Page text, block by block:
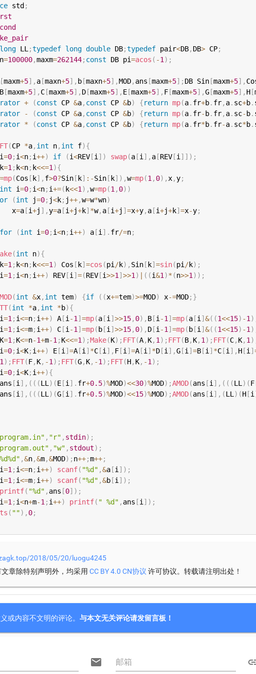
std ;
long LL ;typedef long double DB;typedef pair<DB, DB> CP;
=100000,maxm=262144; const DB pi=acos ( -1 ) ;
[maxm+5] , a [maxn+5] , b [maxn+5] ,MOD, ans [maxm+5] ; DB Sin [maxm+5] ,
B [maxm+5] , C [maxm+5] , D [maxm+5] , E [maxm+5] , F [maxm+5] ,G [maxm+5] , H [
+ (const CP &a, const CP &b) {return mp(a. fr+b. fr, a. sc+b.
- (const CP &a, const CP &b) {return mp(a. fr- b. fr, a. sc- b.
* (const CP &a, const CP &b) {return mp(a. fr*b. fr-a. sc*b.
(CP *a, int n, int f){
i=0; i<n; i++) if (i<REV [i ] ) swap(a [i ] , a [REV [i ] ] ) ;
k=1 ; k<n; k<<=1 ){
=mp(Cos [ k] , f>0?Sin [ k] : -Sin [ k] ) ,w=mp(1 , 0) , x,y;
int i=0; i<n; i+=( k<<1 ) ,w=mp(1 , 0) )
(int j=0; j<k; j++,w=w*wn)
x
=a [i+j ] ,y=a [i+j+k] *w, a [i+j ]=x+y, a [i+j+k]=x-y;
for (int i=0; i<n; i++) a [i ] . fr/=n;
(int n){
k=1 ; k<n; k<<=1 ) Cos [ k]=cos (pi /k) , Sin [ k]=sin(pi /k) ;
i=1 ; i<n; i++) REV [i ]=(REV [i>>1 ]>>1 ) ( (i&1 )* (n>>1 ) ) ;
(int &x, int tem) {if ( (x+=tem)>=MOD) x-=MOD; }
(int *a, int *b){
i=1 ; i<=n; i++) A [i -1 ]=mp(a [i ]>>15, 0) , B [i -1 ]=mp(a [i ]&( (1<<15) -1 )
i=1 ; i<=m; i++) C [i -1 ]=mp( b [i ]>>15, 0) , D [i -1 ]=mp( b [i ]&( (1<<15) -1 )
K=1 ; K<=n-1+m-1 ; K<<=1 ) ;Make(K) ; FFT(A, K, 1 ) ; FFT(B, K, 1 ) ; FFT(C, K, 1 )
i=0; i<K; i++) E [i ]=A [i ] *C [i ] , F [i ]=A [i ] *D [i ] ,G [i ]=B [i ] *C [i ] , H [i ]
1 ) ; FFT(F, K, -1 ) ; FFT(G, K, -1 ) ; FFT(H, K, -1 ) ;
i=0; i<K; i++){
ans [i ] , ( ( (LL ) (E [i ] . fr+0.5)%MOD)<<30)%MOD) ;AMOD(ans [i ] , ( ( (LL ) (F
ans [i ] , ( ( (LL ) (G [i ] . fr+0.5)%MOD)<<15)%MOD) ;AMOD(ans [i ] , (LL ) (H [i ]
, "r" , stdin) ;
, "w" , stdout) ;
,&n,&m,&MOD) ; n++;m++;
i=1 ; i<=n; i++) scanf( "%d" ,&a [i ] ) ;
i=1 ; i<=m; i++) scanf( "%d" ,&b [i ] ) ;
printf( "%d" , ans [0] ) ;
i=1 ; i<n+m-1 ; i++) printf( " %d" , ans [i ] ) ;
( "") , 0;
2018/05/20/luogu4245
文章除特别声明外，均采用CC BY 4.0 CN协议 许可协议。转载请注明出处！
或内容不文明的评论。与本文无关评论请发留言板！
